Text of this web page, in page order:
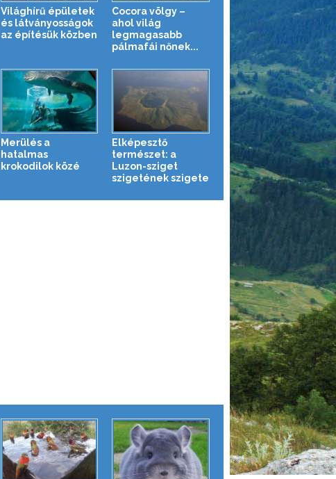
Világhírű épületek
és látványosságok
az építésük közben
Cocora völgy –
ahol világ
legmagasabb
pálmafái nőnek...
Merülés a
hatalmas
krokodilok közé
Elképesztő
természet: a
Luzon-sziget
szigetének szigete